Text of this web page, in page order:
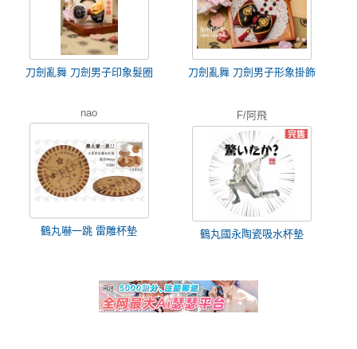
刀劍亂舞 刀劍男子印象髮圈 刀劍亂舞 刀劍男子形象掛飾
nao
鶴丸嚇一跳 雷雕杯墊
F/阿飛
鶴丸國永陶瓷吸水杯墊